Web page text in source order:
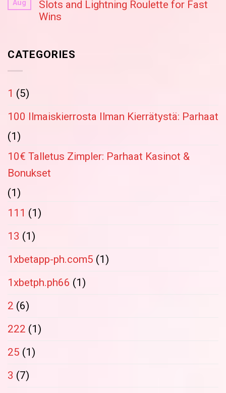
Aug
Slots and Lightning Roulette for Fast
Wins
CATEGORIES
1 (5)
100 Ilmaiskierrosta Ilman Kierrätystä: Parhaat
(1)
10€ Talletus Zimpler: Parhaat Kasinot &
Bonukset
(1)
111 (1)
13 (1)
1xbetapp-ph.com5 (1)
1xbetph.ph66 (1)
2 (6)
222 (1)
25 (1)
3 (7)